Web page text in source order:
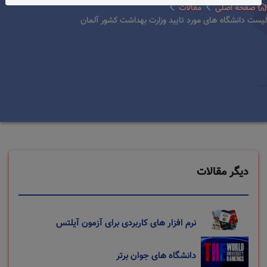
صفحه اصلی
مقالات
لیست دانشگاه های مورد تایید وزارت بهداشت کشور آلمان
دیگر مقالات
نرم افزار های کاربردی برای آزمون آیلتس
دانشگاه های جوان برتر